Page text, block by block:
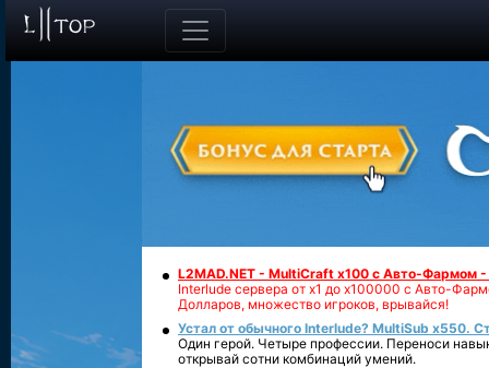
L2MAD.NET - MultiCraft x100 с Авто-Фармом
Interlude сервера от х1 до х100000 с Авто-
Долларов, множество игроков, врывайся!
Устал от обычного Interlude? MultiSub x550.
Один герой. Четыре профессии. Переноси
открывай сотни комбинаций умений.